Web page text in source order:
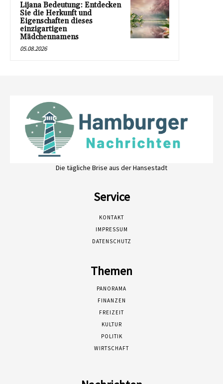
Lijana Bedeutung: Entdecken
Sie die Herkunft und
Eigenschaften dieses
einzigartigen
Mädchennamens
05.08.2026
Die tägliche Brise aus der Hansestadt
Service
KONTAKT
IMPRESSUM
DATENSCHUTZ
Themen
PANORAMA
FINANZEN
FREIZEIT
KULTUR
POLITIK
WIRTSCHAFT